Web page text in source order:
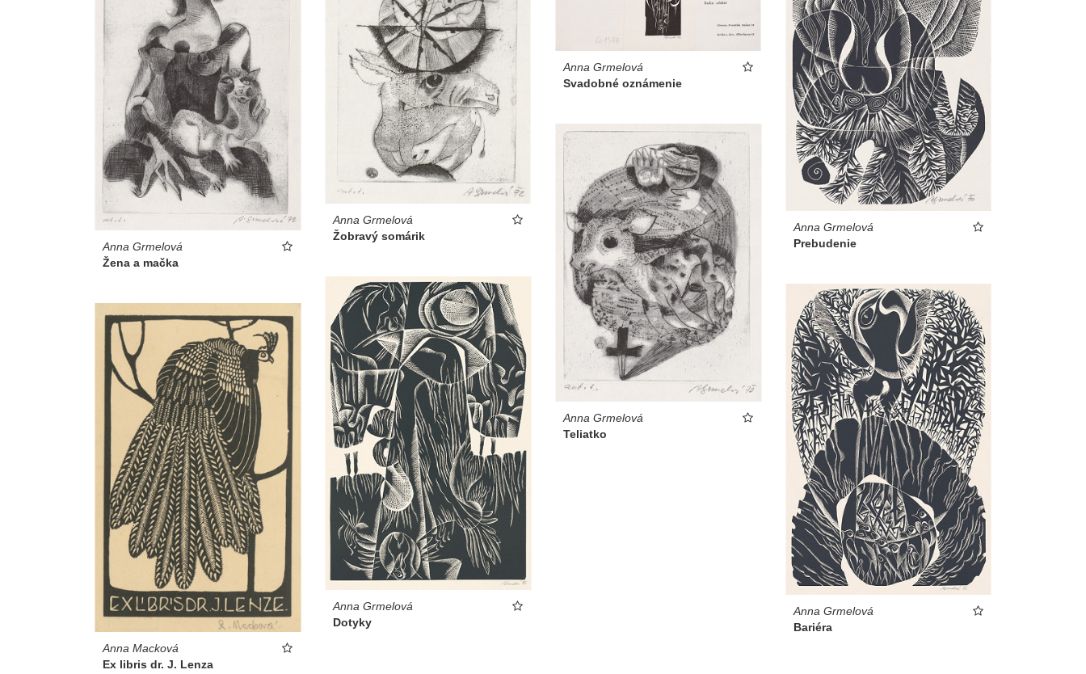
Anna Grmelová
Svadobné oznámenie
Anna Grmelová
Prebudenie
Anna Grmelová
Žena a mačka
Anna Grmelová
Žobravý somárik
Anna Grmelová
Teliatko
Anna Grmelová
Dotyky
Anna Grmelová
Bariéra
Anna Macková
Ex libris dr. J. Lenza